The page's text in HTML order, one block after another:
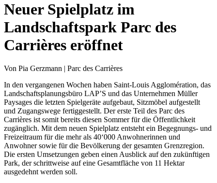
Neuer Spielplatz im
Landschaftspark Parc des
Carrières eröffnet
Von Pia Gerzmann | Parc des Carrières
In den vergangenen Wochen haben Saint-Louis Agglomération, das
Landschaftsplanungsbüro LAP’S und das Unternehmen Müller
Paysages die letzten Spielgeräte aufgebaut, Sitzmöbel aufgestellt
und Zugangswege fertiggestellt. Der erste Teil des Parc des
Carrières ist somit bereits diesen Sommer für die Öffentlichkeit
zugänglich. Mit dem neuen Spielplatz entsteht ein Begegnungs- und
Freizeitraum für die mehr als 40‘000 Anwohnerinnen und
Anwohner sowie für die Bevölkerung der gesamten Grenzregion.
Die ersten Umsetzungen geben einen Ausblick auf den zukünftigen
Park, der schrittweise auf eine Gesamtfläche von 11 Hektar
ausgedehnt werden soll.